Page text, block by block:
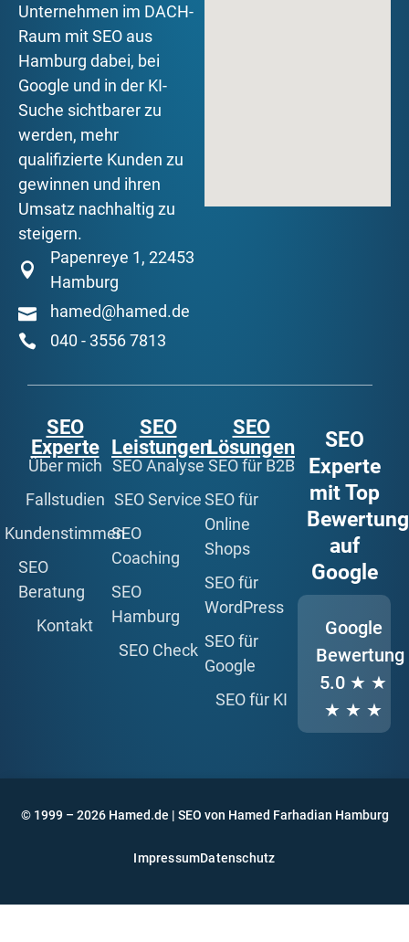
Unternehmen im DACH-
Raum mit SEO aus
Hamburg dabei, bei
Google und in der KI-
Suche sichtbarer zu
werden, mehr
qualifizierte Kunden zu
gewinnen und ihren
Umsatz nachhaltig zu
steigern.
Papenreye 1, 22453
Hamburg
hamed@hamed.de
040 - 3556 7813
SEO
Experte
Über mich
Fallstudien
Kundenstimmen
SEO
Beratung
Kontakt
SEO
Leistungen
SEO Analyse
SEO Service
SEO
Coaching
SEO
Hamburg
SEO Check
SEO
Lösungen
SEO für B2B
SEO für
Online
Shops
SEO für
WordPress
SEO für
Google
SEO für KI
SEO
Experte
mit Top
auf
Google
Google
Bewertung
5.0 ★ ★
★ ★ ★
© 1999 – 2026 Hamed.de | SEO von Hamed Farhadian Hamburg
ImpressumDatenschutz